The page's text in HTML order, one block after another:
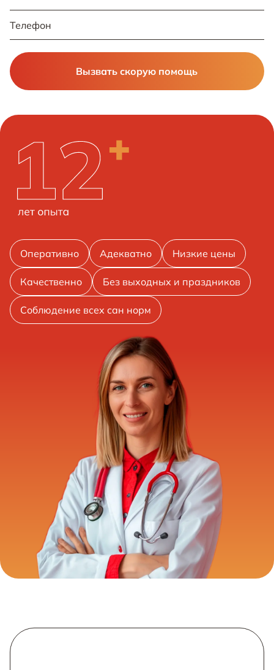
Вызвать скорую помощь
Оперативно Адекватно Низкие цены
Качественно Без выходных и праздников
Соблюдение всех сан норм